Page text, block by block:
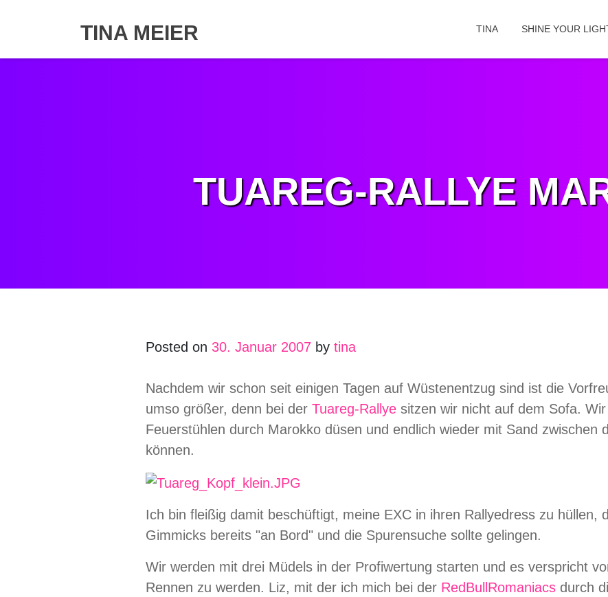
TINA MEIER TINA SHINE YOUR
TUAREG-RALLYE
Posted on 30. Januar 2007 by tina
Nachdem wir schon seit einigen Tagen auf Wüstenentzug sind ist die
umso größer, denn bei der Tuareg-Rallye sitzen wir nicht auf dem Sofa.
Feuerstühlen durch Marokko düsen und endlich wieder mit Sand zwischen
können.
Ich bin fleißig damit beschüftigt, meine EXC in ihren Rallyedress zu hüllen,
Gimmicks bereits "an Bord" und die Spurensuche sollte gelingen.
Wir werden mit drei Müdels in der Profiwertung starten und es verspricht
Rennen zu werden. Liz, mit der ich mich bei der RedBullRomaniacs durch